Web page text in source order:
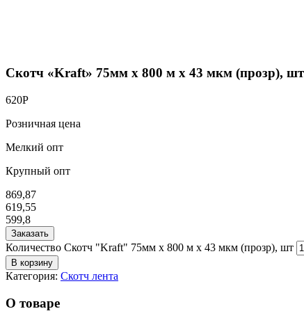
Скотч «Kraft» 75мм х 800 м х 43 мкм (прозр), шт
620Р
Розничная цена
Мелкий опт
Крупный опт
869,87
619,55
599,8
Заказать
Количество Скотч "Kraft" 75мм х 800 м х 43 мкм (прозр), шт
В корзину
Категория: Скотч лента
О товаре